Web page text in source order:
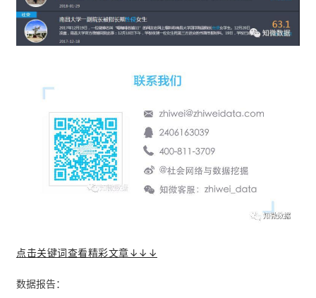
点击关键词查看精彩文章↓↓↓
数据报告：